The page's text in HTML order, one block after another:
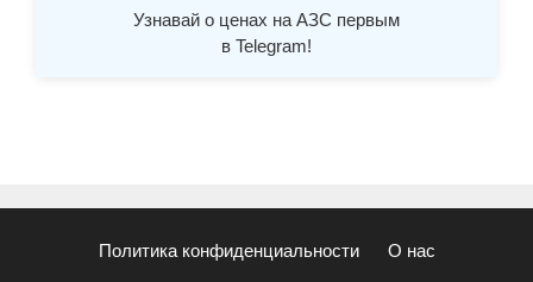
Узнавай о ценах на АЗС первым
в Telegram!
Политика конфиденциальности О нас